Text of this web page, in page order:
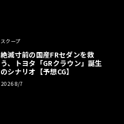
スクープ
絶滅寸前の国産FRセダンを救
う、トヨタ「GRクラウン」誕生
のシナリオ【予想CG】
2026 8/7